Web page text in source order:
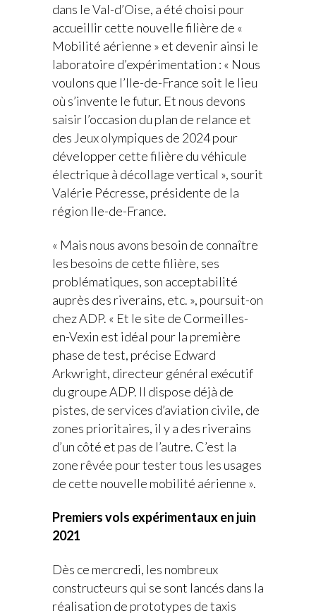
dans le Val-d’Oise, a été choisi pour
accueillir cette nouvelle filière de «
Mobilité aérienne » et devenir ainsi le
laboratoire d’expérimentation : « Nous
voulons que l’Ile-de-France soit le lieu
où s’invente le futur. Et nous devons
saisir l’occasion du plan de relance et
des Jeux olympiques de 2024 pour
développer cette filière du véhicule
électrique à décollage vertical », sourit
Valérie Pécresse, présidente de la
région Ile-de-France.
« Mais nous avons besoin de connaître
les besoins de cette filière, ses
problématiques, son acceptabilité
auprès des riverains, etc. », poursuit-on
chez ADP. « Et le site de Cormeilles-
en-Vexin est idéal pour la première
phase de test, précise Edward
Arkwright, directeur général exécutif
du groupe ADP. Il dispose déjà de
pistes, de services d’aviation civile, de
zones prioritaires, il y a des riverains
d’un côté et pas de l’autre. C’est la
zone rêvée pour tester tous les usages
de cette nouvelle mobilité aérienne ».
Premiers vols expérimentaux en juin
2021
Dès ce mercredi, les nombreux
constructeurs qui se sont lancés dans la
réalisation de prototypes de taxis